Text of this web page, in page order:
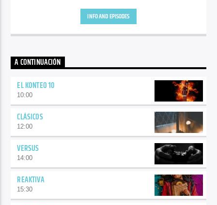
INFO AND EPISODES
A CONTINUACIÓN
EL KONTEO 10
10:00
CLÁSICOS
12:00
VERSUS
14:00
REAKTIVA
15:30